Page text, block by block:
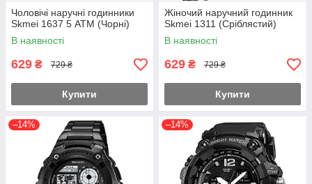
Чоловічі наручні годинники
Skmei 1637 5 АТМ (Чорні)
В наявності
629 ₴ 729 ₴
Купити
Жіночий наручний годинник
Skmei 1311 (Сріблястий)
В наявності
629 ₴ 729 ₴
Купити
–14% –14%